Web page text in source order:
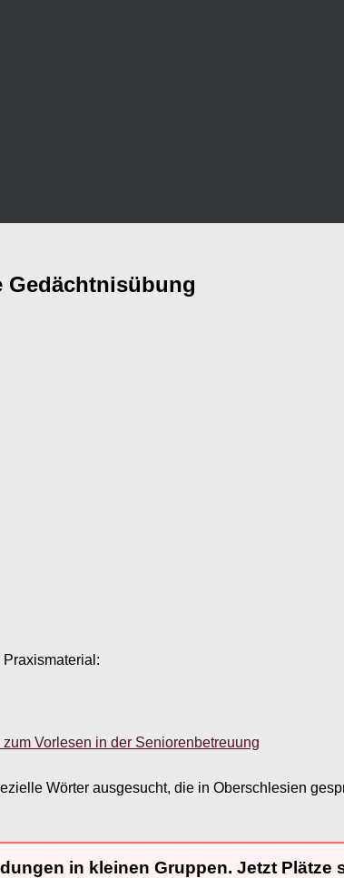
Gedächtnisübung
Vorlesen in der Seniorenbetreuung
Wörter ausgesucht, die in Oberschlesien
in kleinen Gruppen. Jetzt Plätze